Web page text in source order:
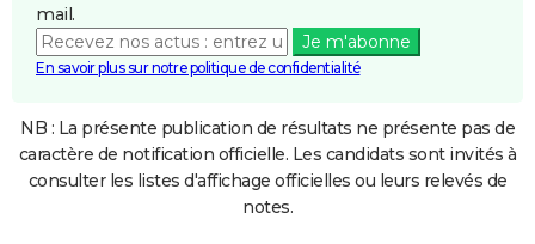
mail.
Je m'abonne
En savoir plus sur notre politique de confidentialité
NB : La présente publication de résultats ne présente pas de
caractère de notification officielle. Les candidats sont invités à
consulter les listes d'affichage officielles ou leurs relevés de
notes.